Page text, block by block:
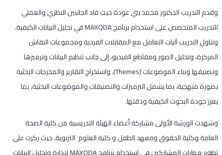
وقدم التدريب الدكتور محمد بني عودة حيث قاد الجانبين النظري والعملي
للتدريب المتخصص على استخدام برنامج MAXQDA في تحليل البيانات الكيفية.
وتناول التدريب آليات التعامل مع المقابلات الفردية ومجموعات النقاش
المركزة، وتحليل الصور ومقاطع الفيديو، إلى جانب تنظيم البيانات وترميزها
وتصنيفها وبناء الموضوعات (Themes)، واستخراج التقارير والمخرجات البحثية
بصورة منهجية، بما يشمل الترميزات والتصنيفات والموضوعات البحثية، بما
يعزز جودة البحوث الكيفية ودقتها.
وشهدت الورشة الأولى مشاركة أعضاء الهيئة التدريسية من كلية الصحة
العامة وكلية الحقوق ومعهد الطفل و كلية العلوم التربوية، حيث ركزت على